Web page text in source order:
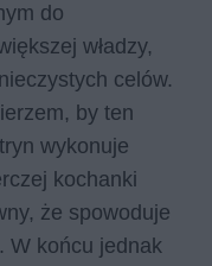
do
władzy,
celów.
by ten
wykonuje
kochanki
że spowoduje
W końcu jednak